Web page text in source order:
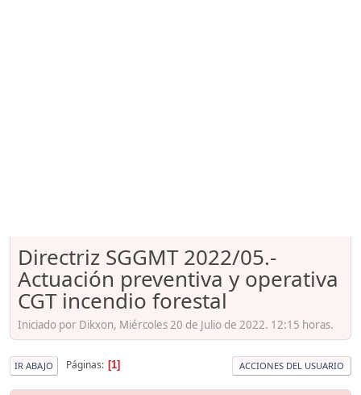
Directriz SGGMT 2022/05.-
Actuación preventiva y operativa
CGT incendio forestal
Iniciado por Dikxon, Miércoles 20 de Julio de 2022. 12:15 horas.
IR ABAJO Páginas 1 ACCIONES DEL USUARIO